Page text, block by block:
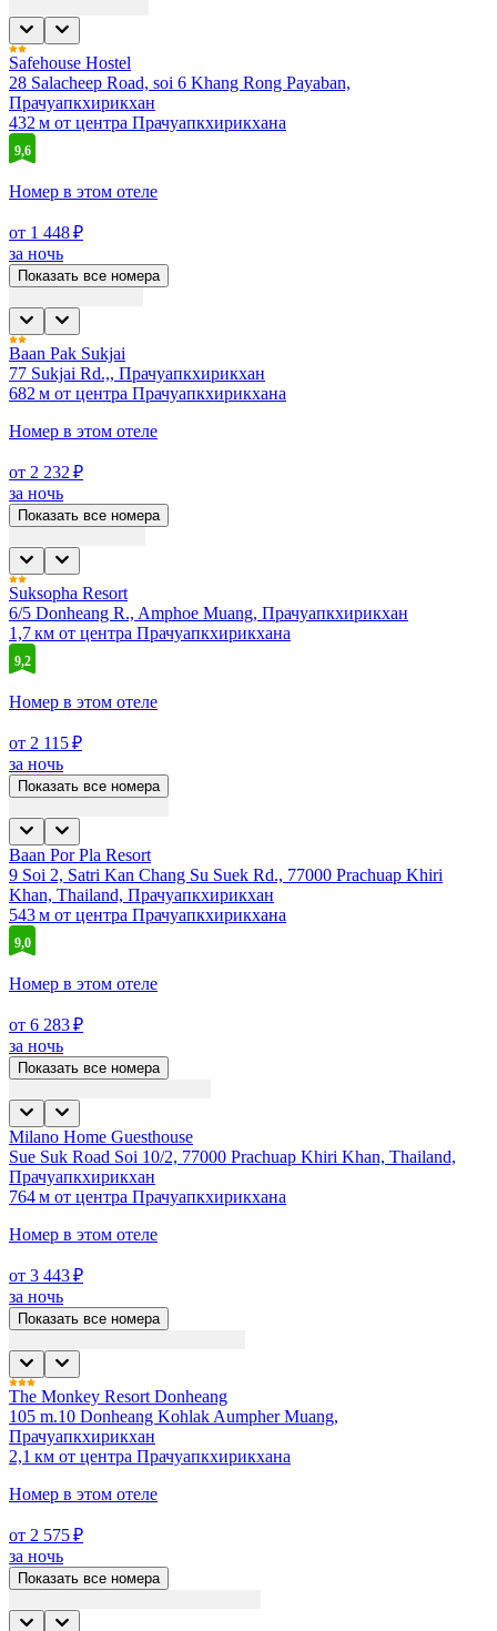
Safehouse Hostel
28 Salacheep Road, soi 6 Khang Rong Payaban,
Прачуапкхирикхан
432 м от центра Прачуапкхирикхана
9,6
Номер в этом отеле
от 1 448 ₽
за ночь
Показать все номера
Baan Pak Sukjai
77 Sukjai Rd.,, Прачуапкхирикхан
682 м от центра Прачуапкхирикхана
Номер в этом отеле
от 2 232 ₽
за ночь
Показать все номера
Suksopha Resort
6/5 Donheang R., Amphoe Muang, Прачуапкхирикхан
1,7 км от центра Прачуапкхирикхана
9,2
Номер в этом отеле
от 2 115 ₽
за ночь
Показать все номера
Baan Por Pla Resort
9 Soi 2, Satri Kan Chang Su Suek Rd., 77000 Prachuap Khiri
Khan, Thailand, Прачуапкхирикхан
543 м от центра Прачуапкхирикхана
9,0
Номер в этом отеле
от 6 283 ₽
за ночь
Показать все номера
Milano Home Guesthouse
Sue Suk Road Soi 10/2, 77000 Prachuap Khiri Khan, Thailand,
Прачуапкхирикхан
764 м от центра Прачуапкхирикхана
Номер в этом отеле
от 3 443 ₽
за ночь
Показать все номера
The Monkey Resort Donheang
105 m.10 Donheang Kohlak Aumpher Muang,
Прачуапкхирикхан
2,1 км от центра Прачуапкхирикхана
Номер в этом отеле
от 2 575 ₽
за ночь
Показать все номера